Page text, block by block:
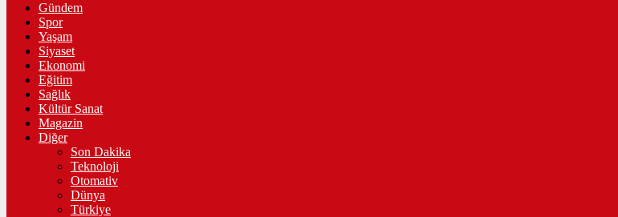
Gündem
Spor
Yaşam
Siyaset
Ekonomi
Eğitim
Sağlık
Kültür Sanat
Magazin
Diğer
Son Dakika
Teknoloji
Otomativ
Dünya
Türkiye